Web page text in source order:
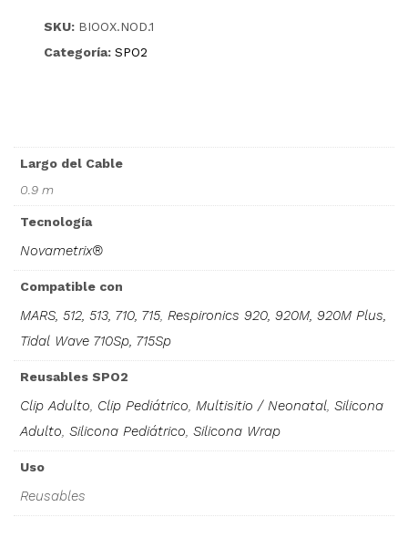
SKU: BIOOX.NOD.1
Categoría: SPO2
Largo del Cable
0.9 m
Tecnología
Novametrix®
Compatible con
MARS, 512, 513, 710, 715, Respironics 920, 920M, 920M Plus,
Tidal Wave 710Sp, 715Sp
Reusables SPO2
Clip Adulto, Clip Pediátrico, Multisitio / Neonatal, Silicona
Adulto, Silicona Pediátrico, Silicona Wrap
Uso
Reusables